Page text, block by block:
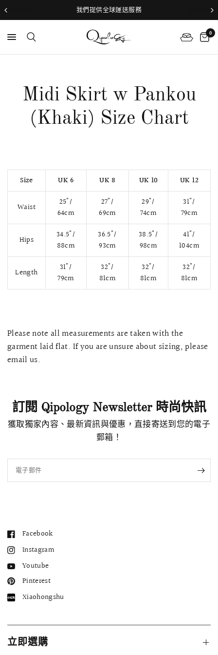
我們提供全球運送服務
0
Midi Skirt w Pankou
(Khaki) Size Chart
Size UK 6 UK 8 UK 10 UK 12
Waist
25"/
64cm
27"/
69cm
29"/
74cm
31"/
79cm
Hips
34.5"/
88cm
36.5"/
93cm
38.5"/
98cm
41"/
104cm
Length
31"/
79cm
32"/
81cm
32"/
81cm
32"/
81cm
Please note all measurements are taken with the
garment laid flat. If you are unsure about sizing, please
email us.
訂閱 Qipology Newsletter 時尚快訊
獲取獨家內容、最新資訊與優惠，直接寄送到您的電子
郵箱！
電子郵件
Facebook
Instagram
Youtube
Pinterest
Xiaohongshu
立即選購
蕾絲魚尾裙旗袍